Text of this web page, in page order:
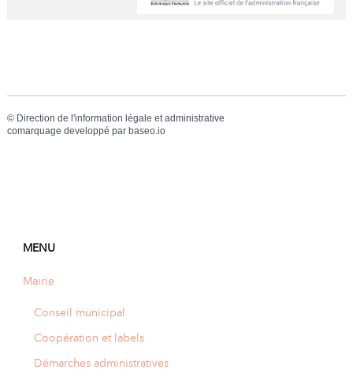
© Direction de l'information légale et administrative
comarquage developpé par baseo.io
MENU
Mairie
Conseil municipal
Coopération et labels
Démarches administratives